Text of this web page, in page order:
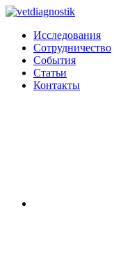
Исследования
Сотрудничество
События
Статьи
Контакты